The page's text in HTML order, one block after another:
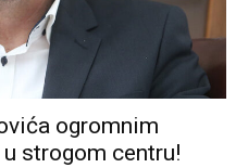
ogromnim
strogom centru!